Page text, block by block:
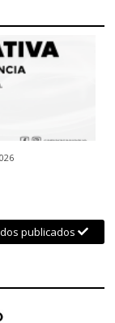
publicados